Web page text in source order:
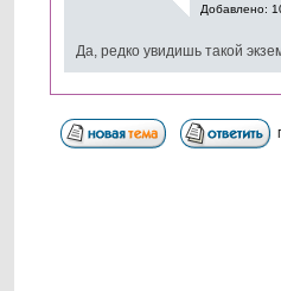
Добавлено:
Да, редко увидишь такой